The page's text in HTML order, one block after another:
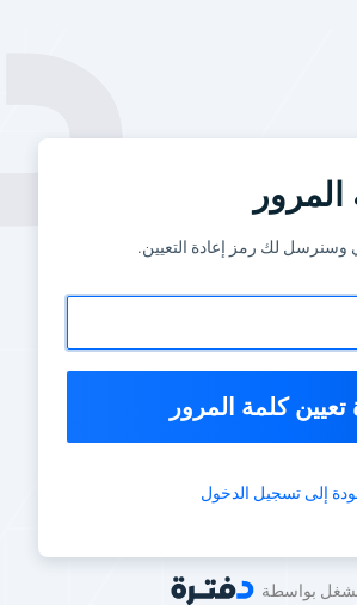
وسنرسل لك رمز إعادة التعيين.
تعيين كلمة المرور
إلى تسجيل الدخول
بواسطة